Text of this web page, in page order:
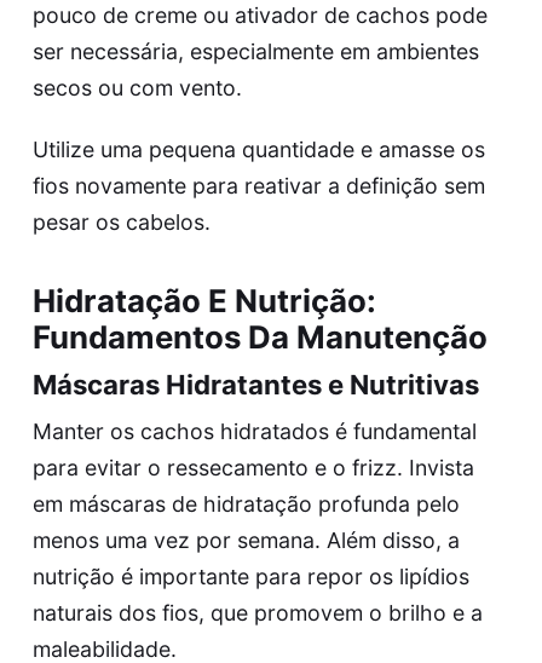
pouco de creme ou ativador de cachos pode
ser necessária, especialmente em ambientes
secos ou com vento.
Utilize uma pequena quantidade e amasse os
fios novamente para reativar a definição sem
pesar os cabelos.
Hidratação E Nutrição:
Fundamentos Da Manutenção
Máscaras Hidratantes e Nutritivas
Manter os cachos hidratados é fundamental
para evitar o ressecamento e o frizz. Invista
em máscaras de hidratação profunda pelo
menos uma vez por semana. Além disso, a
nutrição é importante para repor os lipídios
naturais dos fios, que promovem o brilho e a
maleabilidade.